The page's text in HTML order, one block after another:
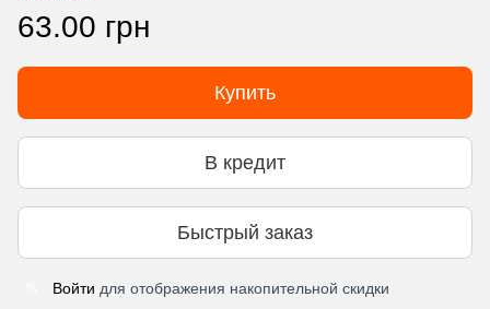
63.00 грн
Купить
В кредит
Быстрый заказ
Войти для отображения накопительной скидки